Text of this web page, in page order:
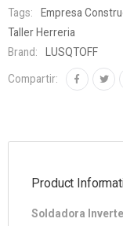
Tags:
Empresa
Taller Herreria
Brand:
LUSQTOFF
Compartir:
Product
Soldadora